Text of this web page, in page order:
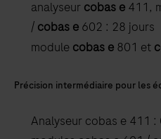
analyseur cobas e 411,
/ cobas e 602 : 28 jours
module cobas e 801 et
Précision intermédiaire pour les
Analyseur cobas e 411 :